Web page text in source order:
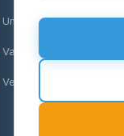
Umbria
Valle d'Aosta
Veneto